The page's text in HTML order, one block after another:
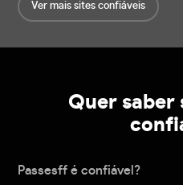
Ver mais sites confiáveis
Quer saber
Passesff é confiável?